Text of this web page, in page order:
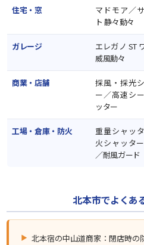
住宅・窓
マドモア／
ト 静々動々
ガレージ
エレガノ ST
威風動々
商業・店舗
採風・採光
ー／高速シ
ッター
工場・倉庫・防火
重量シャッ
火シャッター
／耐風ガード
北本市でよくあ
北本宿の中山道商家：閉店時